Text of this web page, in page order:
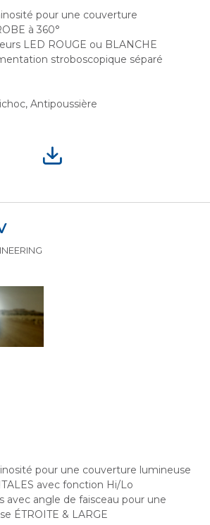
pour une couverture
à 360°
LED ROUGE ou BLANCHE
stroboscopique séparé
Antipoussière
pour une couverture lumineuse
avec fonction Hi/Lo
avec angle de faisceau pour une
ÉTROITE & LARGE